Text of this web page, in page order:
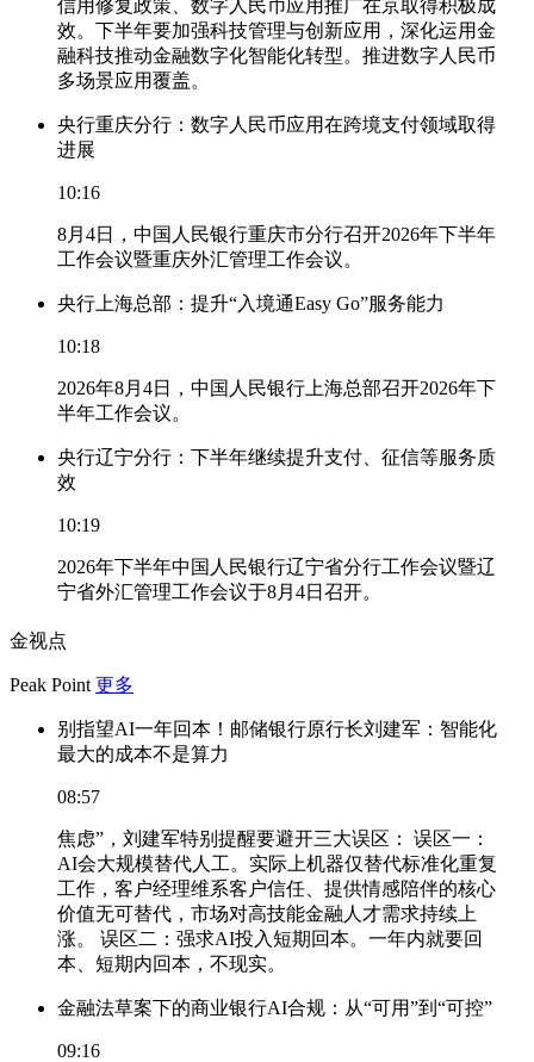
信用修复政策、数字人民币应用推广在京取得积极成
效。下半年要加强科技管理与创新应用，深化运用金
融科技推动金融数字化智能化转型。推进数字人民币
多场景应用覆盖。
央行重庆分行：数字人民币应用在跨境支付领域取得
进展
10:16
8月4日，中国人民银行重庆市分行召开2026年下半年
工作会议暨重庆外汇管理工作会议。
央行上海总部：提升“入境通Easy Go”服务能力
10:18
2026年8月4日，中国人民银行上海总部召开2026年下
半年工作会议。
央行辽宁分行：下半年继续提升支付、征信等服务质
效
10:19
2026年下半年中国人民银行辽宁省分行工作会议暨辽
宁省外汇管理工作会议于8月4日召开。
金视点
Peak Point 更多
别指望AI一年回本！邮储银行原行长刘建军：智能化
最大的成本不是算力
08:57
焦虑”，刘建军特别提醒要避开三大误区： 误区一：
AI会大规模替代人工。实际上机器仅替代标准化重复
工作，客户经理维系客户信任、提供情感陪伴的核心
价值无可替代，市场对高技能金融人才需求持续上
涨。 误区二：强求AI投入短期回本。一年内就要回
本、短期内回本，不现实。
金融法草案下的商业银行AI合规：从“可用”到“可控”
09:16